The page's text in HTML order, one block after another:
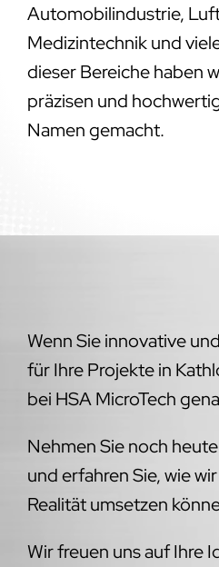
Automobilindustrie,
Medizintechnik und
dieser Bereiche haben
präzisen und
Namen gemacht.
Wenn Sie innovative
für Ihre Projekte in
bei HSA MicroTech
Nehmen Sie noch
und erfahren Sie, wie
Realität umsetzen
Wir freuen uns auf Ihre